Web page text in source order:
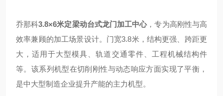
乔那科3.8×6米定梁动台式龙门加工中心，专为高刚性与高
效率兼顾的加工场景设计。门宽3.8米，结构更强、跨距更
大，适用于大型模具、轨道交通零件、工程机械结构件
等。该系列机型在切削刚性与动态响应方面实现了平衡，
是中大型制造企业提升产能的主力机型。